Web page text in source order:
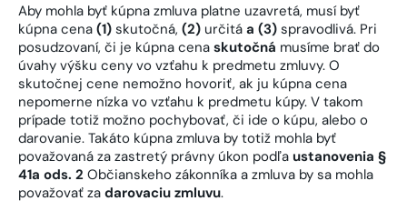
Aby mohla byť kúpna zmluva platne uzavretá, musí byť
kúpna cena (1) skutočná, (2) určitá a (3) spravodlivá. Pri
posudzovaní, či je kúpna cena skutočná musíme brať do
úvahy výšku ceny vo vzťahu k predmetu zmluvy. O
skutočnej cene nemožno hovoriť, ak ju kúpna cena
nepomerne nízka vo vzťahu k predmetu kúpy. V takom
prípade totiž možno pochybovať, či ide o kúpu, alebo o
darovanie. Takáto kúpna zmluva by totiž mohla byť
považovaná za zastretý právny úkon podľa ustanovenia §
41a ods. 2 Občianskeho zákonníka a zmluva by sa mohla
považovať za darovaciu zmluvu.